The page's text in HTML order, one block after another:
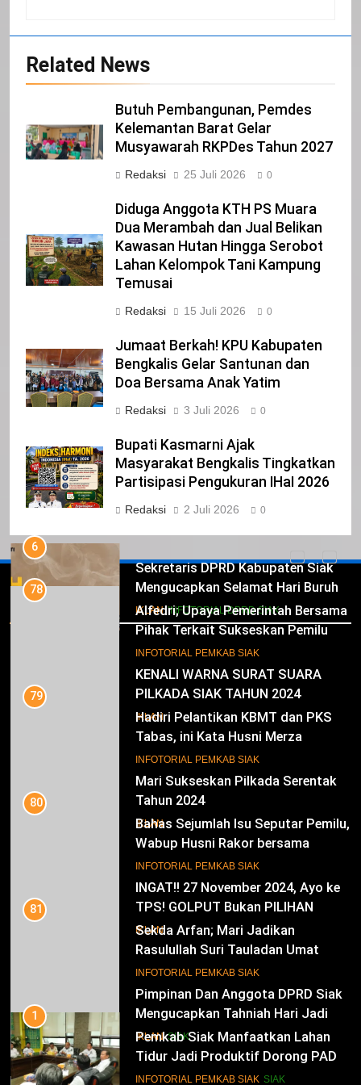
Related News
Butuh Pembangunan, Pemdes
Kelemantan Barat Gelar
Musyawarah RKPDes Tahun 2027
Redaksi 25 Juli 2026 0
Diduga Anggota KTH PS Muara
Dua Merambah dan Jual Belikan
Kawasan Hutan Hingga Serobot
Lahan Kelompok Tani Kampung
Temusai
Redaksi 15 Juli 2026 0
Jumaat Berkah! KPU Kabupaten
Bengkalis Gelar Santunan dan
Doa Bersama Anak Yatim
Redaksi 3 Juli 2026 0
Bupati Kasmarni Ajak
Masyarakat Bengkalis Tingkatkan
Partisipasi Pengukuran IHaI 2026
Redaksi 2 Juli 2026 0
Iklan
Pemerintah Kabupaten Siak
26 Kabupaten Siak
DPRD Kabupaten Siak
Pengambilan Sumpah Jabatan
Bupati Dan Wakil Bupati Siak
Periode 2025-2030
Pemerintah Kabupaten Siak
Mengucapkan Selamat Atas
Pengambilan Sumpah Jabatan
Bupati Dan Wakil Bupati Siak
IKLAN
DPRD Kabupaten Siak
Mengucapkan Selamat Hari
Sekretaris DPRD Kabupaten Siak
Mengucapkan Selamat Hari Buruh
IKLAN INFOTORIAL DPRD SIAK
7
KENALI WARNA SURAT SUARA
PILKADA SIAK TAHUN 2024
IKLAN
Mari Sukseskan Pilkada Serentak
Tahun 2024
IKLAN
INGAT!! 27 November 2024, Ayo ke
TPS! GOLPUT Bukan PILIHAN
IKLAN
Pimpinan Dan Anggota DPRD Siak
Mengucapkan Tahniah Hari Jadi
Kabupaten Siak Ke-25 Tahun
IKLAN SIAK
Hari Jadi Kabupaten Siak ke- 25
Tahun
IKLAN
12
78
Alfedri; Upaya Pemerintah Bersama
79
Hadiri Pelantikan KBMT dan PKS
Tabas, ini Kata Husni Merza
INFOTORIAL PEMKAB SIAK
80
Bahas Sejumlah Isu Seputar Pemilu,
Wabup Husni Rakor bersama
Gubernur Riau
INFOTORIAL PEMKAB SIAK
81
Sekda Arfan; Mari Jadikan
Rasulullah Suri Tauladan Umat
INFOTORIAL PEMKAB SIAK
1
Pemkab Siak Manfaatkan Lahan
Tidur Jadi Produktif Dorong PAD
dan Kesejahteraan Warga
INFOTORIAL PEMKAB SIAK
2
Bupati Siak Dorong KITB Kembali
Jadi PSN dan Revitalisasi Istana
Kesultanan Siak
INFOTORIAL PEMKAB SIAK SIAK